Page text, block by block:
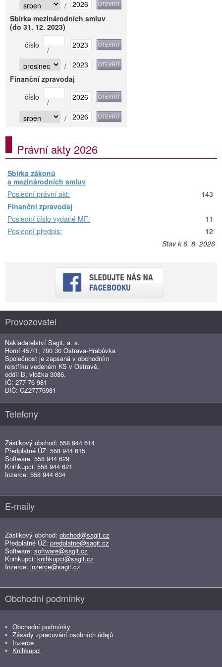
/
Sbírka mezinárodních smluv
(do 31. 12. 2023)
číslo
/
/
Finanční zpravodaj
číslo
/
/
Právní akty 2026
Sbírka zákonů
a mezinárodních smluv
Poslední právní akt:
143
Finanční zpravodaj
Poslední číslo vydané MF:
11
Poslední předpis:
12
Stav k 6. 8. 2026
Provozovatel
Nakladatelství Sagit, a. s.
Horní 457/1, 700 30 Ostrava-Hrabůvka
Společnost je zapsaná v obchodním
rejstříku vedeném KS v Ostravě,
oddíl B, vložka 3086.
IČ: 277 76 981
DIČ: CZ27776981
Telefony
Zásilkový obchod: 558 944 614
Předplatné ÚZ: 558 944 615
Software: 558 944 629
Knihkupci: 558 944 621
Inzerce: 558 944 634
E-maily
Zásilkový obchod: obchod@sagit.cz
Předplatné ÚZ: predplatne@sagit.cz
Software: software@sagit.cz
Knihkupci: knihkupci@sagit.cz
Inzerce: inzerce@sagit.cz
Obchodní podmínky
Obchodní podmínky
Zásady zpracování osobních údajů
Inzerce
Knihkupci